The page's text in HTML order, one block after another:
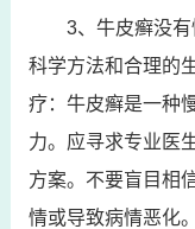
3、牛皮癣没
科学方法和合理的
疗：牛皮癣是一种
力。应寻求专业医
方案。不要盲目相
情或导致病情恶化。